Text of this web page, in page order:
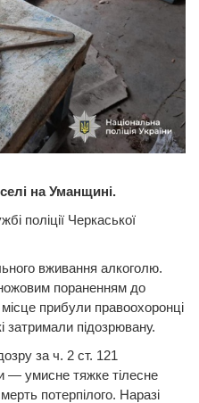
на Уманщині.
поліції Черкаської
вживання алкоголю.
ножовим пораненням до
прибули правоохоронці
затримали підозрювану.
за ч. 2 ст. 121
— умисне тяжке тілесне
потерпілого. Наразі